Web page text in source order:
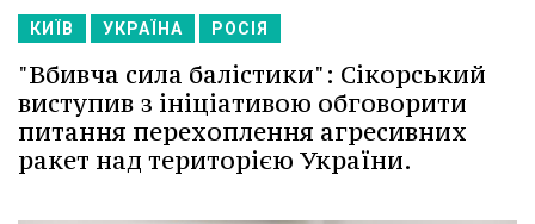
КИЇВ УКРАЇНА РОСІЯ
"Вбивча сила балістики": Сікорський
виступив з ініціативою обговорити
питання перехоплення агресивних
ракет над територією України.